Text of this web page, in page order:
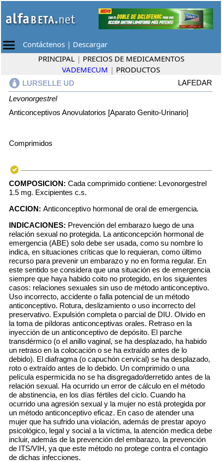
Contáctenos | Descargar
PRINCIPAL | PRECIOS DE MEDICAMENTOS
VADEMECUM | PRODUCTOS
LURSELLE UD
LAFEDAR
Levonorgestrel
Anticonceptivos Anovulatorios [Aparato Genito-Urinario]
Comprimidos
COMPOSICION: Cada comprimido contiene: Levonorgestrel
1.5 mg. Excipientes c.s.
ACCION: Anticonceptivo hormonal de oral de emergencia.
INDICACIONES: Prevención del embarazo luego de una
relación sexual no protegida. La anticoncepción hormonal de
emergencia (ABE) solo debe ser usada, como su nombre lo
indica, en situaciones críticas que lo requieran, como último
recurso para prevenir un embarazo y no en forma regular. En
este sentido se considera que una situación es de emergencia
siempre que haya habido coito no protegido, en los siguientes
casos: relaciones sexuales sin uso de método anticonceptivo.
Uso incorrecto, accidente o falla potencial de un método
anticonceptivo. Rotura, deslizamiento o uso incorrecto del
preservativo. Expulsión completa o parcial de DIU. Olvido en
la toma de píldoras anticonceptivas orales. Retraso en la
inyección de un anticonceptivo de depósito. El parche
transdérmico (o el anillo vaginal, se ha desplazado, ha habido
un retraso en la colocación o se ha extraído antes de lo
debido). El diafragma (o capuchón cervical) se ha desplazado,
roto o extraído antes de lo debido. Un comprimido o una
película espermicida no se ha disgregado/derretido antes de la
relación sexual. Ha ocurrido un error de cálculo en el método
de abstinencia, en los días fértiles del ciclo. Cuando ha
ocurrido una agresión sexual y la mujer no está protegida por
un método anticonceptivo eficaz. En caso de atender una
mujer que ha sufrido una violación, además de prestar apoyo
psicológico, legal y social a la víctima, la atención medica debe
incluir, además de la prevención del embarazo, la prevención
de ITS/VIH, ya que este método no protege contra el contagio
de dichas infecciones.